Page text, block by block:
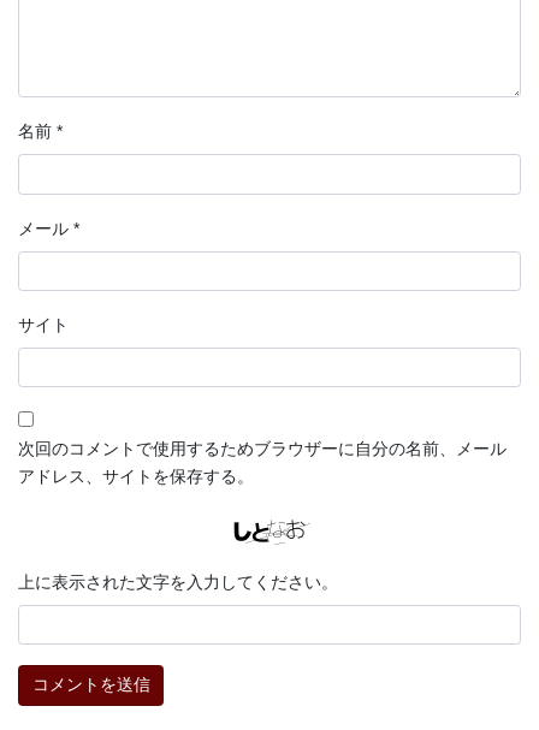
名前 *
メール *
サイト
次回のコメントで使用するためブラウザーに自分の名前、メール
アドレス、サイトを保存する。
上に表示された文字を入力してください。